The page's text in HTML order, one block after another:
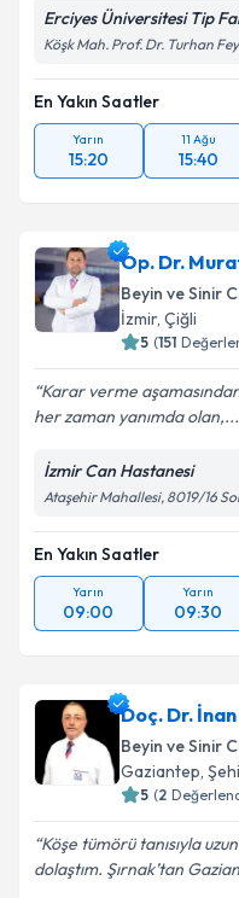
kapsamda
Erciyes Üniversitesi Tip
Köşk Mah. Prof. Dr. Turhan
En Yakın Saatler
Yarın
15:20
11 Ağu
15:40
Op. Dr.
Beyin ve Sinir
İzmir, Çiğli
5 (151
Karar verme
her zaman yanımda olan,...
İzmir Can Hastanesi
Ataşehir Mahallesi, 8019/16
En Yakın Saatler
Yarın
09:00
Yarın
09:30
Doç. Dr.
Beyin ve Sinir
Gaziantep,
5 (2
Köşe tümörü tanısıyla
dolaştım. Şırnak’tan